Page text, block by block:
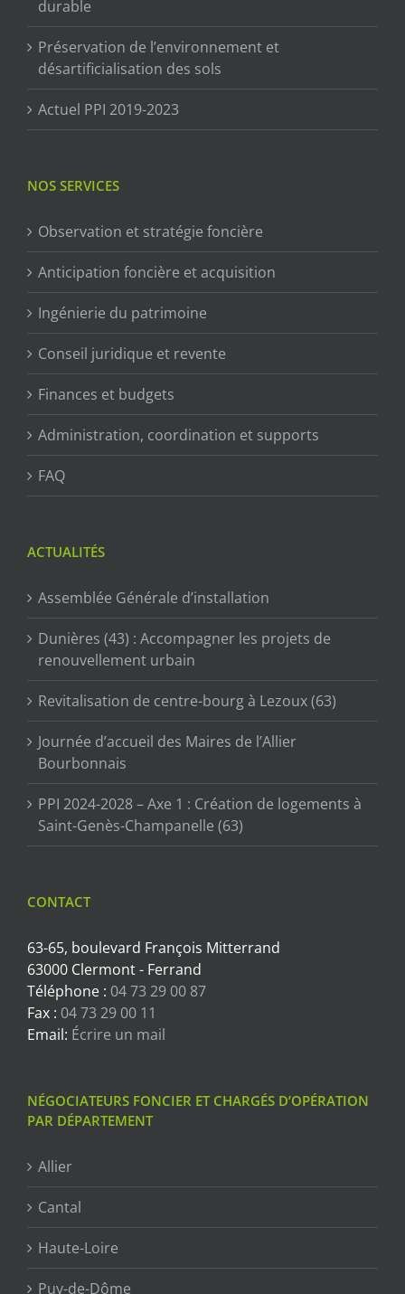
durable
Préservation de l’environnement et
désartificialisation des sols
Actuel PPI 2019-2023
NOS SERVICES
Observation et stratégie foncière
Anticipation foncière et acquisition
Ingénierie du patrimoine
Conseil juridique et revente
Finances et budgets
Administration, coordination et supports
FAQ
ACTUALITÉS
Assemblée Générale d’installation
Dunières (43) : Accompagner les projets de
renouvellement urbain
Revitalisation de centre-bourg à Lezoux (63)
Journée d’accueil des Maires de l’Allier
Bourbonnais
PPI 2024-2028 – Axe 1 : Création de logements à
Saint-Genès-Champanelle (63)
CONTACT
63-65, boulevard François Mitterrand
63000 Clermont - Ferrand
Téléphone : 04 73 29 00 87
Fax : 04 73 29 00 11
Email: Écrire un mail
NÉGOCIATEURS FONCIER ET CHARGÉS D’OPÉRATION
PAR DÉPARTEMENT
Allier
Cantal
Haute-Loire
Puy-de-Dôme